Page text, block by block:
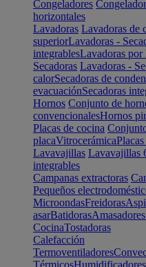
Congeladores
horizontales
Lavadoras Lavadoras de
superiorLavadoras -
integrablesLavadoras por
Secadoras Lavadoras -
calorSecadoras de
evacuaciónSecadoras
Hornos Conjunto de
convencionalesHornos
Placas de cocina
placaVitrocerámica
Lavavajillas Lavavajillas
integrables
Campanas extractoras
Pequeños
MicroondasFreidoras
asarBatidorasAmasadores
CocinaTostadoras
Calefacción
Termoventiladores
TérmicosHumidificadores